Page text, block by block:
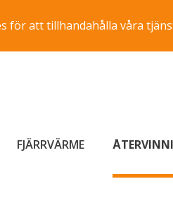
för att tillhandahålla våra
FJÄRRVÄRME